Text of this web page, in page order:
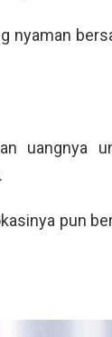
nyaman
uangnya
pun